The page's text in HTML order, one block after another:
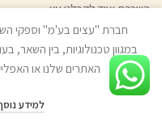
השכרת ציוד לקבלני עץ
גיוון צבעי עץ | צבע בהזמנה אישית
מידע נוסף
חברת "עצים בע'מ" וספקי
במגוון טכנולוגיות, בין השאר,
האתרים שלנו או
למידע